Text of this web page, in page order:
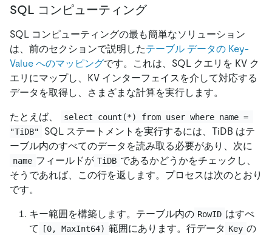
SQL コンピューティング
SQL コンピューティングの最も簡単なソリューション
は、前のセクションで説明したテーブル データの Key-
Value へのマッピングです。これは、SQL クエリを KV ク
エリにマップし、KV インターフェイスを介して対応する
データを取得し、さまざまな計算を実行します。
たとえば、
select count(*) from user where name =
"TiDB"
SQL ステートメントを実行するには、TiDB はテ
ーブル内のすべてのデータを読み取る必要があり、次に
name フィールドが TiDB であるかどうかをチェックし、
そうであれば、この行を返します。プロセスは次のとおり
です。
キー範囲を構築します。テーブル内の RowID はすべ
て
[0, MaxInt64) 範囲にあります。行データ Key の